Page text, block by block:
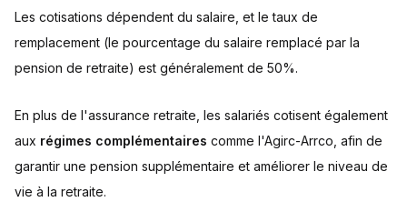
Les cotisations dépendent du salaire, et le taux de
remplacement (le pourcentage du salaire remplacé par la
pension de retraite) est généralement de 50%.
En plus de l'assurance retraite, les salariés cotisent également
aux régimes complémentaires comme l'Agirc-Arrco, afin de
garantir une pension supplémentaire et améliorer le niveau de
vie à la retraite.